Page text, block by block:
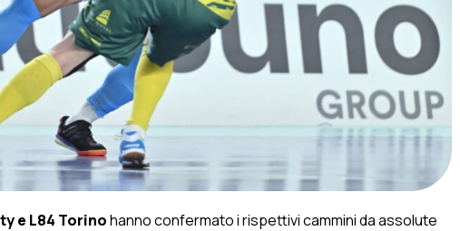
e L84 Torinohanno confermato i rispettivi cammini da assolute